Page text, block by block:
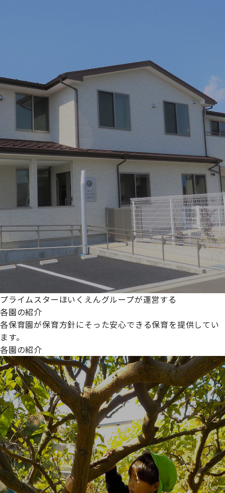
プライムスターほいくえんグループが運営する
各園の紹介
各保育園が保育方針にそった安心できる保育を提供してい
ます。
各園の紹介